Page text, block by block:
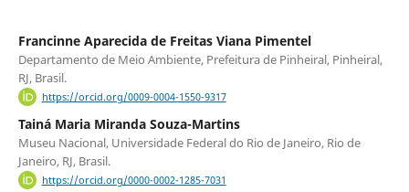
Francinne Aparecida de Freitas Viana Pimentel
Departamento de Meio Ambiente, Prefeitura de Pinheiral, Pinheiral,
RJ, Brasil.
https://orcid.org/0009-0004-1550-9317
Tainá Maria Miranda Souza-Martins
Museu Nacional, Universidade Federal do Rio de Janeiro, Rio de
Janeiro, RJ, Brasil.
https://orcid.org/0000-0002-1285-7031